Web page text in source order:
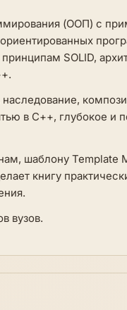
(ООП) с
SOLID,
наследование,
в С++, глубокое и
шаблону Template
книгу
вузов.